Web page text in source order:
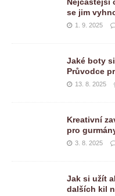
se jim
1. 9. 2025
Jaké boty
Průvodce
13. 8. 2025
Kreativní
pro
3. 8. 2025
Jak si užít
dalších kil